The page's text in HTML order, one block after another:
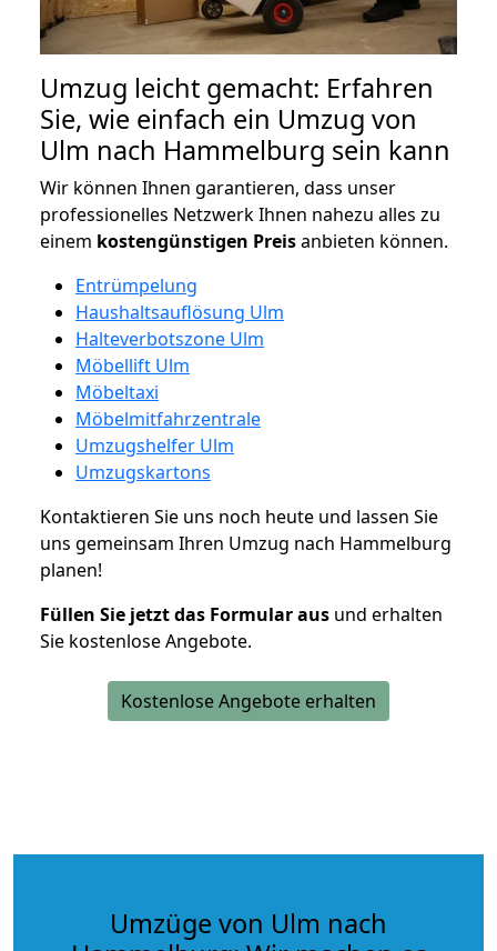
Umzug leicht gemacht: Erfahren
Sie, wie einfach ein Umzug von
Ulm nach Hammelburg sein kann
Wir können Ihnen garantieren, dass unser
professionelles Netzwerk Ihnen nahezu alles zu
einem kostengünstigen Preisanbieten können.
Entrümpelung
Haushaltsauflösung Ulm
Halteverbotszone Ulm
Möbellift Ulm
Möbeltaxi
Möbelmitfahrzentrale
Umzugshelfer Ulm
Umzugskartons
Kontaktieren Sie uns noch heute und lassen Sie
uns gemeinsam Ihren Umzug nach Hammelburg
planen!
Füllen Sie jetzt das Formular aus und erhalten
Sie kostenlose Angebote.
Kostenlose Angebote erhalten
Umzüge von Ulm nach